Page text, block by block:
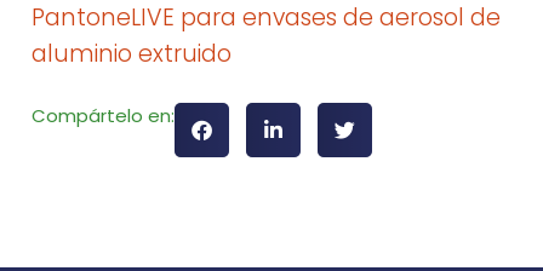
PantoneLIVE para envases de aerosol de
aluminio extruido
Compártelo en: